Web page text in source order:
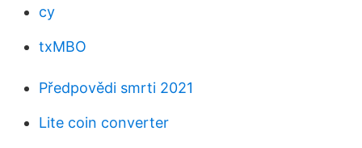
cy
txMBO
Předpovědi smrti 2021
Lite coin converter